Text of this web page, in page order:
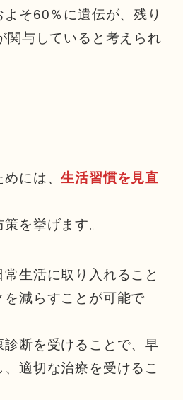
そ60％に遺伝が、残り
関与していると考えられ
めには、生活習慣を見直
を挙げます。
生活に取り入れること
減らすことが可能で
診断を受けることで、早
適切な治療を受けるこ